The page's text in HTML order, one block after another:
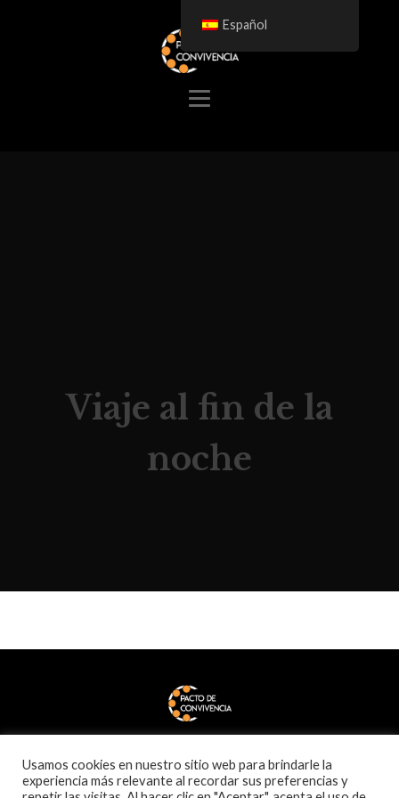
Viaje al fin de la
noche
Usamos cookies en nuestro sitio web para brindarle la
experiencia más relevante al recordar sus preferencias y
Español